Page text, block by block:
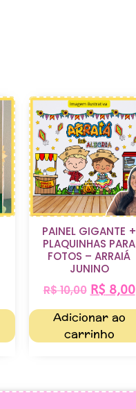
PAINEL GIGANTE +
PLAQUINHAS PARA
FOTOS – ARRAIÁ
JUNINO
R$10,00 R$ 8,00
Adicionar ao
carrinho